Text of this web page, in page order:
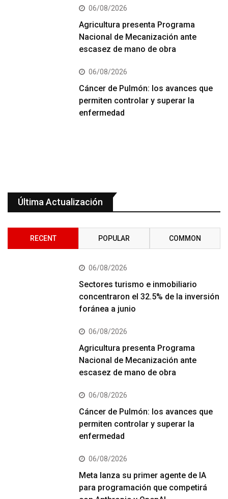
06/08/2026
Agricultura presenta Programa
Nacional de Mecanización ante
escasez de mano de obra
06/08/2026
Cáncer de Pulmón: los avances que
permiten controlar y superar la
enfermedad
Última Actualización
RECENT POPULAR COMMON
06/08/2026
Sectores turismo e inmobiliario
concentraron el 32.5% de la inversión
foránea a junio
06/08/2026
Agricultura presenta Programa
Nacional de Mecanización ante
escasez de mano de obra
06/08/2026
Cáncer de Pulmón: los avances que
permiten controlar y superar la
enfermedad
06/08/2026
Meta lanza su primer agente de IA
para programación que competirá